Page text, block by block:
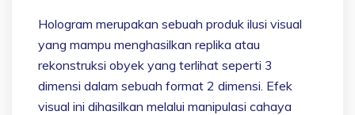
Hologram merupakan sebuah produk ilusi visual
yang mampu menghasilkan replika atau
rekonstruksi obyek yang terlihat seperti 3
dimensi dalam sebuah format 2 dimensi. Efek
visual ini dihasilkan melalui manipulasi cahaya